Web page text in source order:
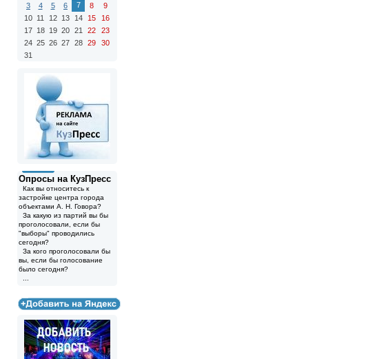
3
4 5 6 7 8
9
10 11 12 13 14 15
16
17 18 19 20 21 22
23
24 25 26 27 28 29
30
31
Опросы на КузПресс
Как вы относитесь к
застройке центра города
объектами А. Н. Говора?
За какую из партий вы бы
проголосовали, если бы
"выборы" проводились
сегодня?
За кого проголосовали бы
вы, если бы голосование
было сегодня?